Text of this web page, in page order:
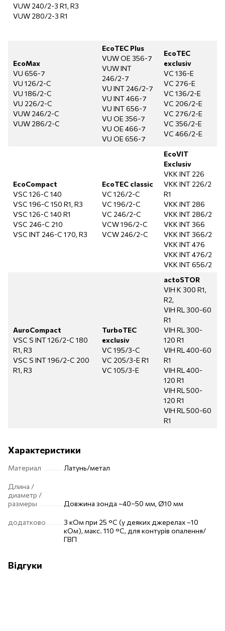
VUW 240/2-3 R1, R3
VUW 280/2-3 R1
EcoMax
VU 656-7
VU 126/2-C
VU 186/2-C
VU 226/2-C
VUW 246/2-C
VUW 286/2-C
EcoTEC Plus
VUW OE 356-7
VUW INT
246/2-7
VU INT 246/2-7
VU INT 466-7
VU INT 656-7
VU OE 356-7
VU OE 466-7
VU OE 656-7
EcoTEC
exclusiv
VC 136-E
VC 276-E
VC 136/2-E
VC 206/2-E
VC 276/2-E
VC 356/2-E
VC 466/2-E
EcoCompact
VSC 126-C 140
VSC 196-C 150 R1, R3
VSC 126-C 140 R1
VSC 246-C 210
VSC INT 246-C 170, R3
EcoTEC classic
VC 126/2-C
VC 196/2-C
VC 246/2-C
VCW 196/2-C
VCW 246/2-C
EcoVIT
Exclusiv
VKK INT 226
VKK INT 226/2
R1
VKK INT 286
VKK INT 286/2
VKK INT 366
VKK INT 366/2
VKK INT 476
VKK INT 476/2
VKK INT 656/2
AuroCompact
VSC S INT 126/2-C 180
R1, R3
VSC S INT 196/2-C 200
R1, R3
TurboTEC
exclusiv
VC 195/3-C
VC 205/3-E R1
VC 105/3-E
actoSTOR
VIH K 300 R1,
R2,
VIH RL 300-60
R1
VIH RL 300-
120 R1
VIH RL 400-60
R1
VIH RL 400-
120 R1
VIH RL 500-
120 R1
VIH RL 500-60
R1
Характеристики
Материал Латунь/метал
Длина /
диаметр /
размеры
Довжина зонда ~40–50 мм, Ø10 мм
додатково
3 кОм при 25 °C (у деяких джерелах ~10
кОм), макс. 110 °C, для контурів опалення/
ГВП
Відгуки